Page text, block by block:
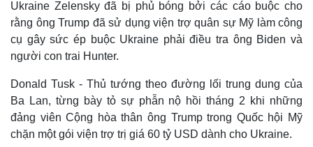
Ukraine Zelensky đã bị phủ bóng bởi các cáo buộc cho
rằng ông Trump đã sử dụng viện trợ quân sự Mỹ làm công
cụ gây sức ép buộc Ukraine phải điều tra ông Biden và
người con trai Hunter.
Donald Tusk - Thủ tướng theo đường lối trung dung của
Ba Lan, từng bày tỏ sự phẫn nộ hồi tháng 2 khi những
đảng viên Cộng hòa thân ông Trump trong Quốc hội Mỹ
chặn một gói viện trợ trị giá 60 tỷ USD dành cho Ukraine.